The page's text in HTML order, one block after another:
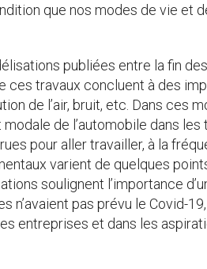
que nos modes de vie et
publiées entre la fin
ces travaux concluent à des
de l’air, bruit, etc. Dans ces
de l’automobile dans
pour aller travailler, à la
varient de quelques
soulignent l’importance
pas prévu le Covid-
entreprises et dans les